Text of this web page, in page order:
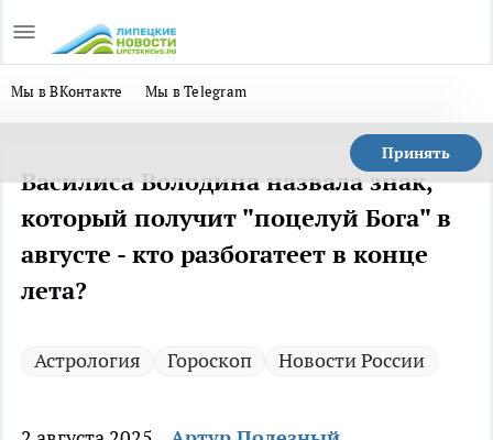
Мы в ВКонтакте Мы в Telegram
Принять
Василиса Володина назвала знак,
который получит "поцелуй Бога" в
августе - кто разбогатеет в конце
лета?
Астрология Гороскоп Новости России